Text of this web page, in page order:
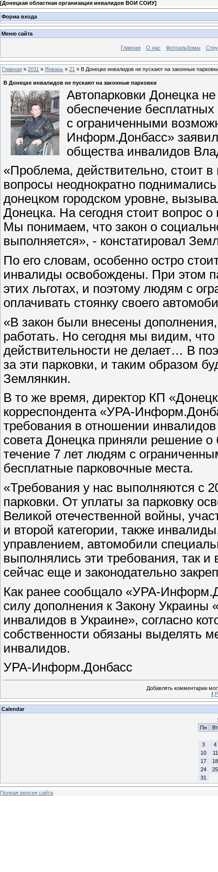
[Донецкая областная организация инвалидов ВОИ СОИУ]
Форма входа
Меню сайта
Главная О нас Фотоальбомы
Главная » 2011 » Январь » 21 » В Донецке инвалидов не пускают на законные
В Донецке инвалидов не пускают на законные парковки
Автопарковки Донецка
обеспечение
с ограниченными
Информ.Донбасс» заявил
общества инвалидов
«Проблема, действительно, стоит
вопросы неоднократно
донецком городском уровне,
Донецка. На сегодня стоит вопрос
Мы понимаем, что закон о
выполняется», - констатировал
По его словам, особенно остро
инвалиды освобождены. При этом
этих льготах, и поэтому людям с
оплачивать стоянку своего
«В закон были внесены
работать. Но сегодня мы видим, что
действительности не делает… В
за эти парковки, и таким образом
Землянкин.
В то же время, директор КП
корреспондента «УРА-
требования в отношении инвалидов
совета Донецка приняли решение
течение 7 лет людям с
бесплатные парковочные места.
«Требования у нас выполняются с
парковки. От уплаты за парковку
Великой отечественной войны,
и второй категории, также
управлением, автомобили
выполнялись эти требования, так
сейчас еще и законодательно
Как ранее сообщало «УРА-
силу дополнения к Закону
инвалидов в Украине», согласно
собственности обязаны выделять
инвалидов.
УРА-Информ.Донбасс
Добавлять комментарии
[
Calendar
Пн
Вт
3
4
10
11
17
18
24
25
31
Полная версия сайта